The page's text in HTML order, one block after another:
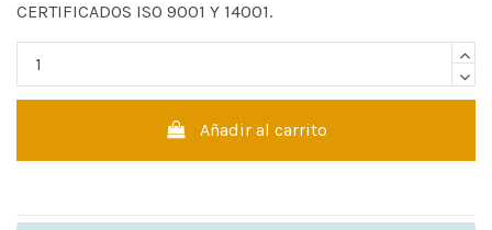
CERTIFICADOS ISO 9001 Y 14001.
Añadir al carrito